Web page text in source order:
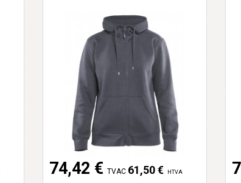
74,42 € TVAC 61,50 € HTVA